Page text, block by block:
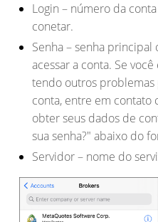
Login – número da
conetar.
Senha– senha principal
acessar a conta. Se
tendo outros problemas
conta, entre em contato
obter seus dados de
sua senha?" abaixo do
Servidor– nome do